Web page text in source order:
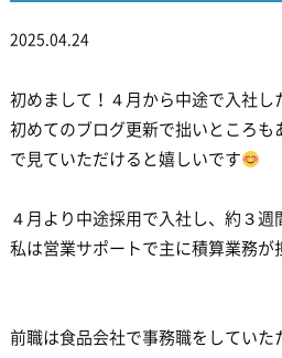
2025.04.24
初めまして！４月から中途で入社し
初めてのブログ更新で拙いところも
で見ていただけると嬉しいです
４月より中途採用で入社し、約３週
私は営業サポートで主に積算業務が
前職は食品会社で事務職をしていた